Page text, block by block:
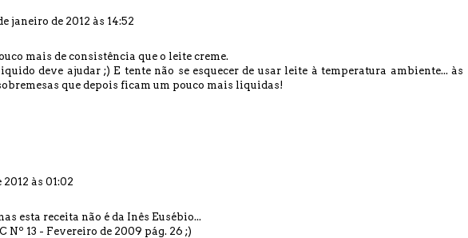
janeiro de 2012 às 14:52
mais de consistência que o leite creme.
deve ajudar ;) E tente não se esquecer de usar leite à temperatura ambiente... às
que depois ficam um pouco mais liquidas!
2012 às 01:02
esta receita não é da Inês Eusébio...
Nº 13 - Fevereiro de 2009 pág. 26 ;)